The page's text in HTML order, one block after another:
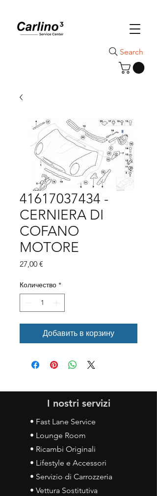
Search
41617037434 -
CERNIERA DI
COFANO
MOTORE
27,00 €
Количество *
Добавить в корзину
I nostri servizi
• Fast Lane Service
• Lounge Room
• Ricambi Originali
• Lifestyle e Accessori
• Servizio di Carrozzeria
• Vettura Sostitutiva